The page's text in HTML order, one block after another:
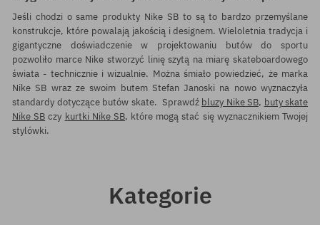
Jeśli chodzi o same produkty Nike SB to są to bardzo przemyślane
konstrukcje, które powalają jakością i designem. Wieloletnia tradycja i
gigantyczne doświadczenie w projektowaniu butów do sportu
pozwoliło marce Nike stworzyć linię szytą na miarę skateboardowego
świata - technicznie i wizualnie. Można śmiało powiedzieć, że marka
Nike SB wraz ze swoim butem Stefan Janoski na nowo wyznaczyła
standardy dotyczące butów skate. Sprawdź bluzy Nike SB, buty skate
Nike SB czy kurtki Nike SB, które mogą stać się wyznacznikiem Twojej
stylówki.
Kategorie